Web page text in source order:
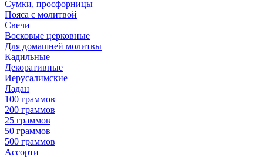
Сумки, просфорницы
Пояса с молитвой
Свечи
Восковые церковные
Для домашней молитвы
Кадильные
Декоративные
Иерусалимские
Ладан
100 граммов
200 граммов
25 граммов
50 граммов
500 граммов
Ассорти